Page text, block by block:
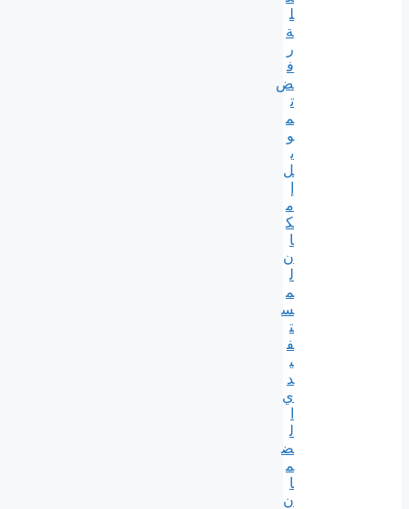
ل
ة
ر
ف
ض
ت
م
و
ي
ل
م
ك
ا
ن
ل
م
س
ت
ف
ي
د
ي
ل
ض
م
ا
ن